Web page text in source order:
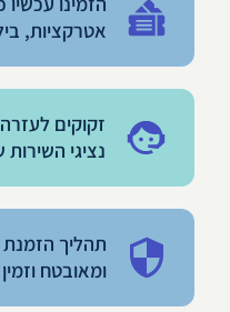
אטרקציות,
זקוקים
נציגי
תהליך הזמנת
ומאובטח